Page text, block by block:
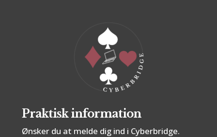
Praktisk information
Ønsker du at melde dig ind i Cyberbridge.